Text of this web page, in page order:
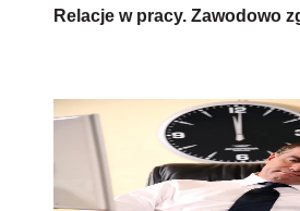
Relacje w pracy. Zawodowo